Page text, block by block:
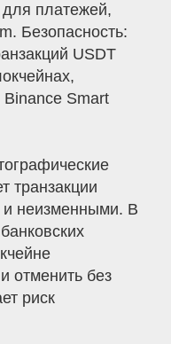
платежей,
Безопасность:
USDT
Smart
транзакции
неизменными. В
отменить без
риск